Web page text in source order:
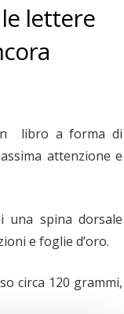
le lettere
libro a forma di
attenzione e
una spina dorsale
e foglie d’oro.
circa 120 grammi,